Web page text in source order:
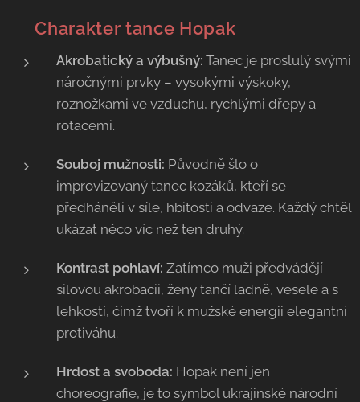
💃 Charakter tance Hopak
Akrobatický a výbušný: Tanec je proslulý svými
náročnými prvky – vysokými výskoky,
roznožkami ve vzduchu, rychlými dřepy a
rotacemi.
Souboj mužnosti: Původně šlo o
improvizovaný tanec kozáků, kteří se
předháněli v síle, hbitosti a odvaze. Každý chtěl
ukázat něco víc než ten druhý.
Kontrast pohlaví: Zatímco muži předvádějí
silovou akrobacii, ženy tančí ladně, vesele a s
lehkostí, čímž tvoří k mužské energii elegantní
protiváhu.
Hrdost a svoboda: Hopak není jen
choreografie, je to symbol ukrajinské národní